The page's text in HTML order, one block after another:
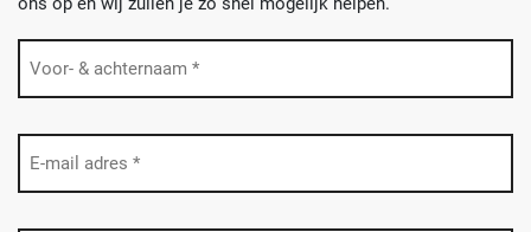
(Vereist)
mailadres